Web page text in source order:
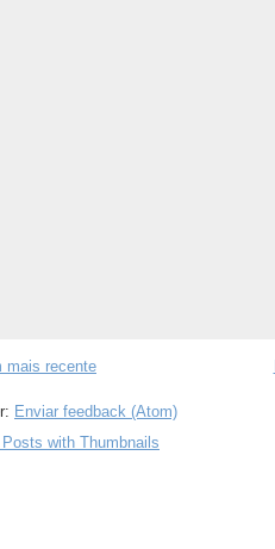
mais recente
Enviar feedback (Atom)